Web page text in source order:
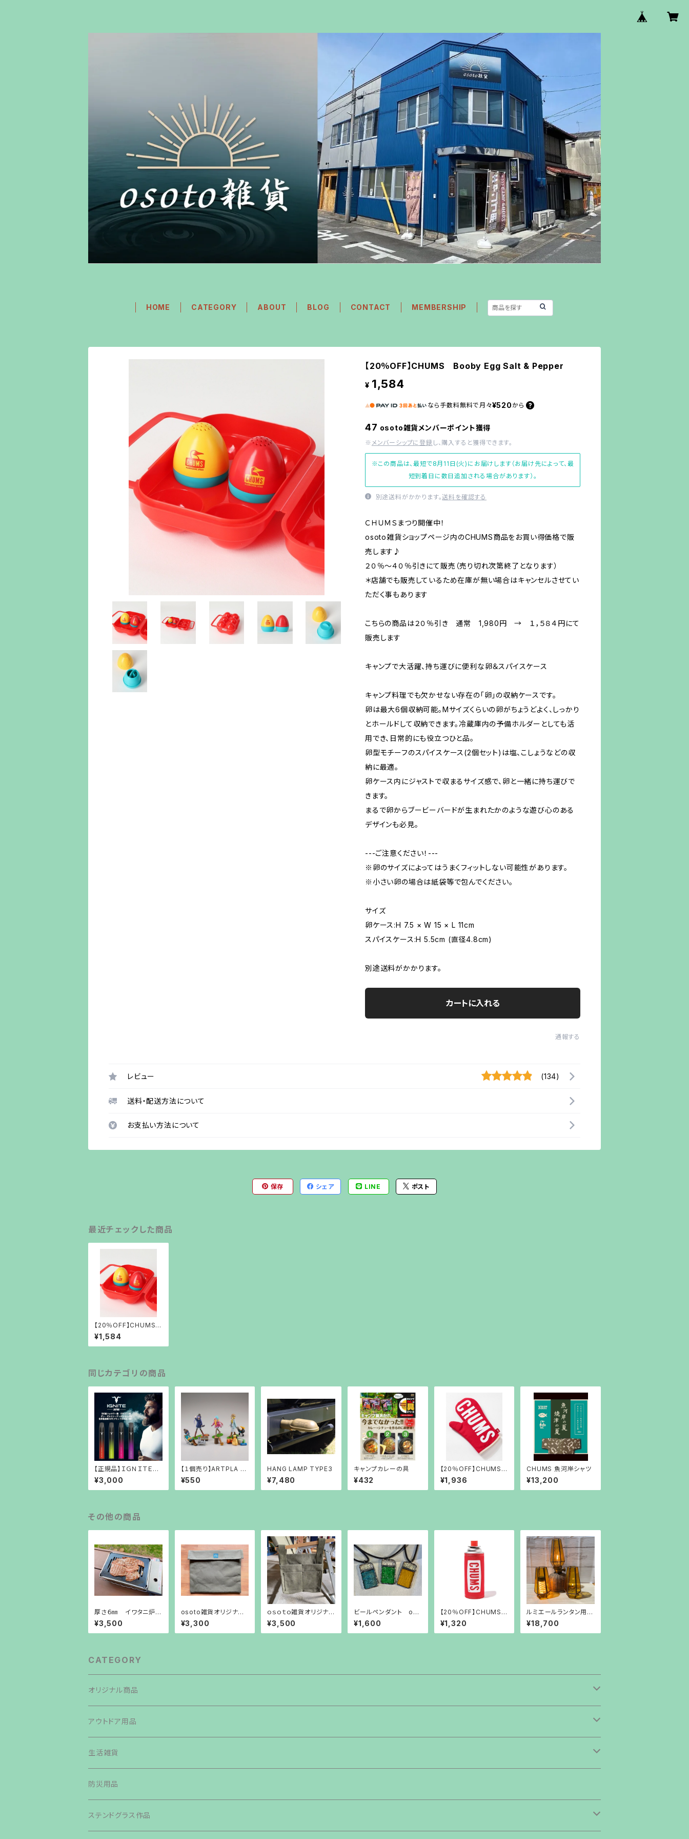
HOME CATEGORY ABOUT BLOG CONTACT MEMBERSHIP
【20％OFF】CHUMS Booby Egg Salt & Pepper
¥ 1,584
なら 手数料無料で 月々¥520 から
47 osoto雑貨メンバーポイント獲得
※ メンバーシップに登録 し、購入すると獲得できます。
※この商品は、最短で8月11日(火)にお届けします（お届け先によって、最
短到着日に数日追加される場合があります）。
別途送料がかかります。送料を確認する
ＣＨＵＭＳまつり開催中！
osoto雑貨ショップページ内のCHUMS商品をお買い得価格で販
売します♪
２０％～４０％引きにて販売（売り切れ次第終了となります）
＊店舗でも販売しているため在庫が無い場合はキャンセルさせてい
ただく事もあります
こちらの商品は２０％引き 通常 1,980円 → １，５８４円にて
販売します
キャンプで大活躍、持ち運びに便利な卵＆スパイスケース
キャンプ料理でも欠かせない存在の「卵」の収納ケースです。
卵は最大6個収納可能。Mサイズくらいの卵がちょうどよく、しっかり
とホールドして収納できます。冷蔵庫内の予備ホルダーとしても活
用でき、日常的にも役立つひと品。
卵型モチーフのスパイスケース(2個セット)は塩、こしょうなどの収
納に最適。
卵ケース内にジャストで収まるサイズ感で、卵と一緒に持ち運びで
きます。
まるで卵からブービーバードが生まれたかのような遊び心のある
デザインも必見。
---ご注意ください！---
※卵のサイズによってはうまくフィットしない可能性があります。
※小さい卵の場合は紙袋等で包んでください。
サイズ
卵ケース:H 7.5 × W 15 × L 11cm
スパイスケース:H 5.5cm (直径4.8cm)
別途送料がかかります。
カートに入れる
通報する
レビュー (134)
送料・配送方法について
お支払い方法について
保存 シェア LINE ポスト
最近チェックした商品
【20％OFF】CHUMS
Booby Egg Salt & P
epper
¥1,584
同じカテゴリの商品
【正規品】ＩＧＮＩＴＥ
人気の電子タバコです 1
本3,000円
¥3,000
【１個売り】ARTPLA ゆ
るキャン△ BOX版
¥550
HANG LAMP TYPE3
¥7,480
キャンプカレーの具
¥432
【20％OFF】CHUMS
Cooking Mitten
¥1,936
CHUMS 魚河岸シャツ
¥13,200
その他の商品
厚さ６㎜ イワタニ炉ば
た焼き器鉄板
¥3,500
osoto雑貨オリジナ
ル Crosswing専用バ
ッグ
¥3,300
ｏｓｏｔｏ雑貨オリジナ
ル チェアサイドバッグ
¥3,500
ビールペンダント oso
to雑貨オリジナル
¥1,600
【20％OFF】CHUMS L
ogo Multi Cover
¥1,320
ルミエールランタン用ホ
ヤ【琥珀】
¥18,700
CATEGORY
オリジナル商品
焚き火台
鉄板・ペグ
帆布生地商品
その他商品
アウトドア用品
テント・タープ
ライト・ランタン・ランプ
カトラリー
生活雑貨
バッグ類
防災用品
ステンドグラス作品